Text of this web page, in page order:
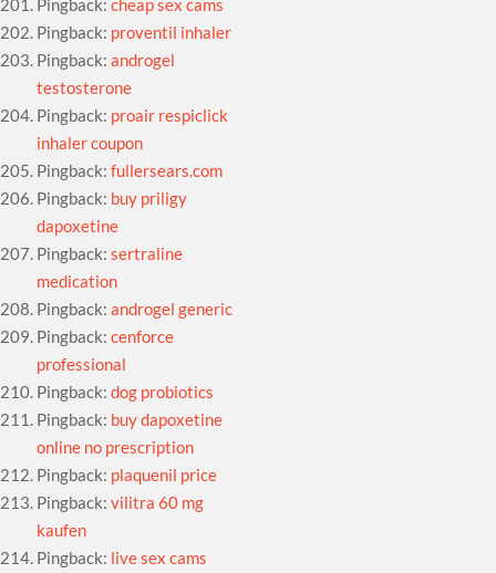
Pingback: proventil inhaler
Pingback:androgel
testosterone
Pingback: proair respiclick
inhaler coupon
Pingback:fullersears.com
Pingback: buy priligy
dapoxetine
Pingback:sertraline
medication
Pingback:androgel generic
Pingback:cenforce
professional
Pingback:dog probiotics
Pingback: buy dapoxetine
online no prescription
Pingback: plaquenil price
Pingback:vilitra 60 mg
kaufen
Pingback: live sex cams